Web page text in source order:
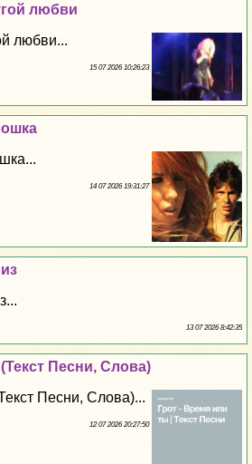
любви
любви...
15 07 2026 10:26:23
14 07 2026 19:31:27
13 07 2026 8:42:35
Песни, Слова)
Песни, Слова)...
12 07 2026 20:27:50